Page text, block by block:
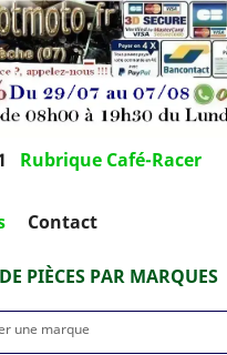
Rubrique Café-Racer
Contact
PIÈCES PAR MARQUES